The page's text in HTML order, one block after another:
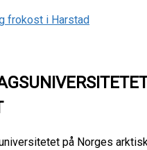
frokost i Harstad
på Norges